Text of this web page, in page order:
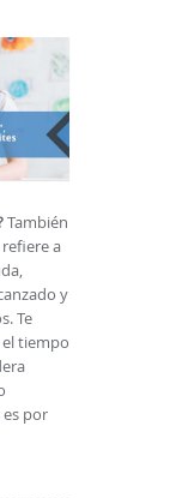
También
a
y
Te
tiempo
por